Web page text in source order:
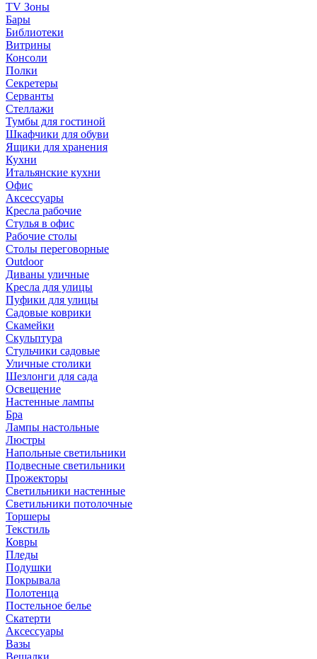
TV Зоны
Бары
Библиотеки
Витрины
Консоли
Полки
Секретеры
Серванты
Стеллажи
Тумбы для гостиной
Шкафчики для обуви
Ящики для хранения
Кухни
Итальянские кухни
Офис
Аксессуары
Кресла рабочие
Стулья в офис
Рабочие столы
Столы переговорные
Outdoor
Диваны уличные
Кресла для улицы
Пуфики для улицы
Садовые коврики
Скамейки
Скульптура
Стульчики садовые
Уличные столики
Шезлонги для сада
Освещение
Hастенные лампы
Бра
Лампы настольные
Люстры
Напольные светильники
Подвесные светильники
Прожекторы
Светильники настенные
Светильники потолочные
Торшеры
Текстиль
Ковры
Пледы
Подушки
Покрывала
Полотенца
Постельное белье
Скатерти
Аксессуары
Вазы
Вешалки